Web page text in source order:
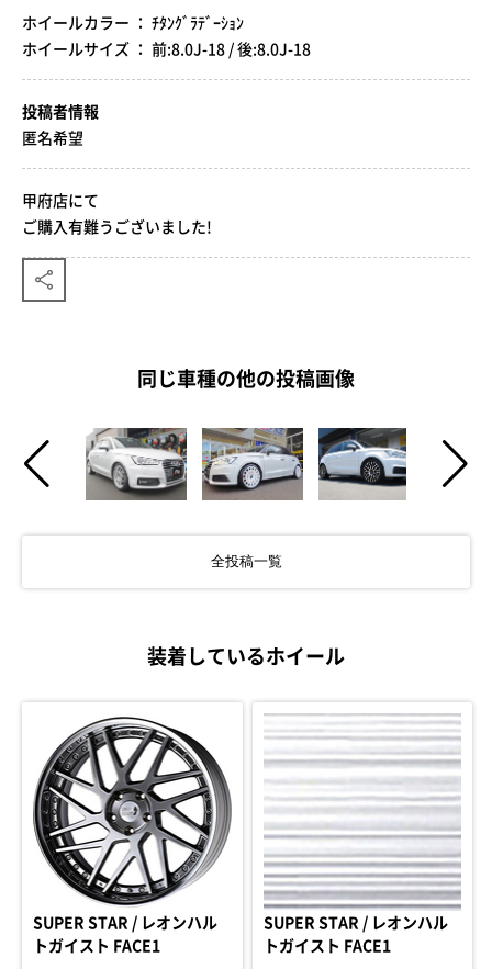
ホイールカラー ： ﾁﾀﾝｸﾞﾗﾃﾞｰｼｮﾝ
ホイールサイズ ： 前:8.0J-18 / 後:8.0J-18
投稿者情報
匿名希望
甲府店にて
ご購入有難うございました!
同じ車種の他の投稿画像
全投稿一覧
装着しているホイール
SUPER STAR / レオンハル
トガイスト FACE1
SUPER STAR / レオンハル
トガイスト FACE1